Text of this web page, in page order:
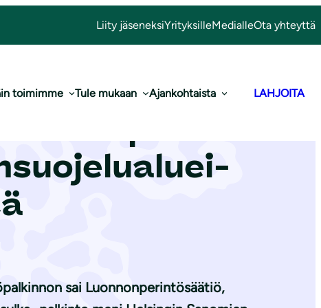
Liity jäseneksiYrityksilleMedialleOta yhteyttä
toimimme Tule mukaan Ajankohtaista LAHJOITA
sai Luonnonperintösäätiö,